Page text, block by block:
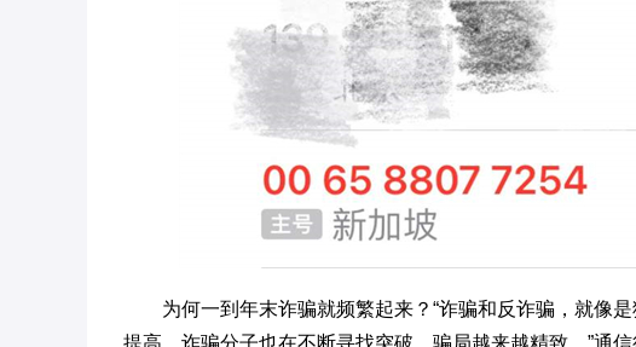
为何一到年末诈骗就频繁起来？“诈骗和反诈骗，就像
提高，诈骗分子也在不断寻找突破，骗局越来越精致。”通